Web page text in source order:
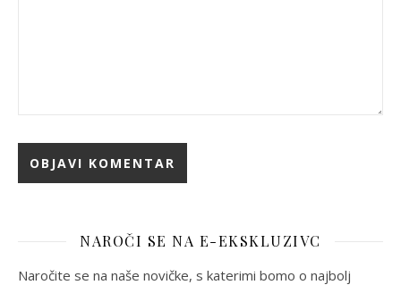
NAROČI SE NA E-EKSKLUZIVC
Naročite se na naše novičke, s katerimi bomo o najbolj